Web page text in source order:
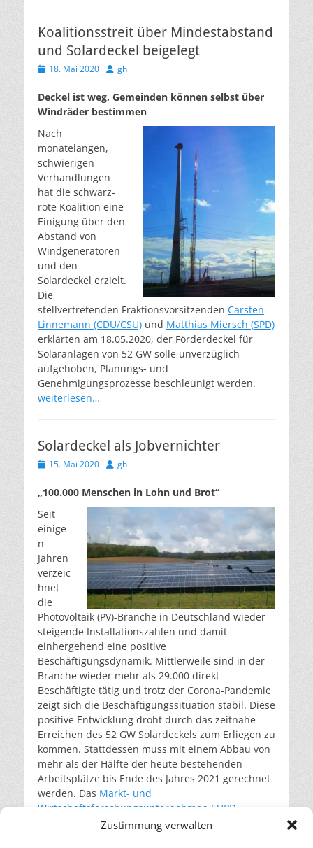
Zustimmung verwalten
Koalitionsstreit über Mindestabstand
und Solardeckel beigelegt
Veröffentlicht
18. Mai 2020 Autor
gh
Deckel ist weg, Gemeinden können selbst über
Windräder bestimmen
Nach
monatelangen,
schwierigen
Verhandlungen
hat die schwarz-
rote Koalition eine
Einigung über den
Abstand von
Windgeneratoren
und den
Solardeckel erzielt.
Die
stellvertretenden Fraktionsvorsitzenden Carsten
Linnemann (CDU/CSU) und Matthias Miersch (SPD)
erklärten am 18.05.2020, der Förderdeckel für
Solaranlagen von 52 GW solle unverzüglich
aufgehoben, Planungs- und
Genehmigungsprozesse beschleunigt werden.
weiterlesen…
Solardeckel als Jobvernichter
Veröffentlicht
15. Mai 2020 Autor
gh
„100.000 Menschen in Lohn und Brot“
Seit
einige
n
Jahren
verzeic
hnet
die
Photovoltaik (PV)-Branche in Deutschland wieder
steigende Installationszahlen und damit
einhergehend eine positive
Beschäftigungsdynamik. Mittlerweile sind in der
Branche wieder mehr als 29.000 direkt
Beschäftigte tätig und trotz der Corona-Pandemie
zeigt sich die Beschäftigungssituation stabil. Diese
positive Entwicklung droht durch das zeitnahe
Erreichen des 52 GW Solardeckels zum Erliegen zu
kommen. Stattdessen muss mit einem Abbau von
mehr als der Hälfte der heute bestehenden
Arbeitsplätze bis Ende des Jahres 2021 gerechnet
werden. Das Markt- und
Wirtschaftsforschungsunternehmen EUPD
hat in zwei Entwicklungspfaden die